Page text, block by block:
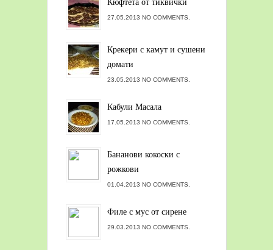
27.05.2013 NO COMMENTS.
Крекери с камут и сушени
домати
23.05.2013 NO COMMENTS.
Кабули Масала
17.05.2013 NO COMMENTS.
Бананови кокоски с
рожкови
01.04.2013 NO COMMENTS.
Филе с мус от сирене
29.03.2013 NO COMMENTS.